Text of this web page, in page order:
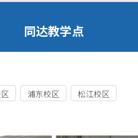
同达教学点
浦东校区
松江校区